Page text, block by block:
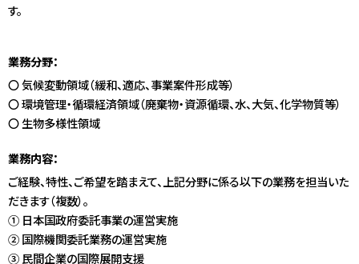
す。
業務分野：
〇 気候変動領域（緩和、適応、事業案件形成等）
〇 環境管理・循環経済領域（廃棄物・資源循環、水、大気、化学物質等）
〇 生物多様性領域
業務内容：
ご経験、特性、ご希望を踏まえて、上記分野に係る以下の業務を担当いた
だきます（複数）。
① 日本国政府委託事業の運営実施
② 国際機関委託業務の運営実施
③ 民間企業の国際展開支援